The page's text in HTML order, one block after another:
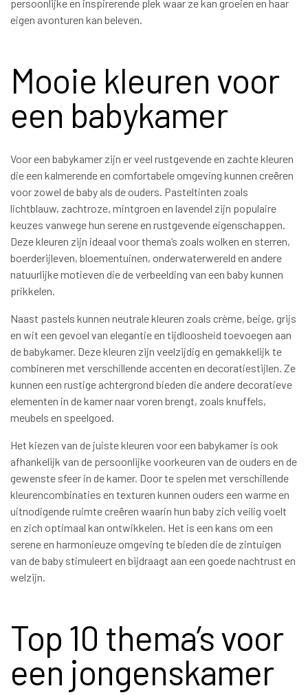
persoonlijke en inspirerende plek waar ze kan groeien en haar
eigen avonturen kan beleven.
Mooie kleuren voor
een babykamer
Voor een babykamer zijn er veel rustgevende en zachte kleuren
die een kalmerende en comfortabele omgeving kunnen creëren
voor zowel de baby als de ouders. Pasteltinten zoals
lichtblauw, zachtroze, mintgroen en lavendel zijn populaire
keuzes vanwege hun serene en rustgevende eigenschappen.
Deze kleuren zijn ideaal voor thema’s zoals wolken en sterren,
boerderijleven, bloementuinen, onderwaterwereld en andere
natuurlijke motieven die de verbeelding van een baby kunnen
prikkelen.
Naast pastels kunnen neutrale kleuren zoals crème, beige, grijs
en wit een gevoel van elegantie en tijdloosheid toevoegen aan
de babykamer. Deze kleuren zijn veelzijdig en gemakkelijk te
combineren met verschillende accenten en decoratiestijlen. Ze
kunnen een rustige achtergrond bieden die andere decoratieve
elementen in de kamer naar voren brengt, zoals knuffels,
meubels en speelgoed.
Het kiezen van de juiste kleuren voor een babykamer is ook
afhankelijk van de persoonlijke voorkeuren van de ouders en de
gewenste sfeer in de kamer. Door te spelen met verschillende
kleurencombinaties en texturen kunnen ouders een warme en
uitnodigende ruimte creëren waarin hun baby zich veilig voelt
en zich optimaal kan ontwikkelen. Het is een kans om een
serene en harmonieuze omgeving te bieden die de zintuigen
van de baby stimuleert en bijdraagt aan een goede nachtrust en
welzijn.
Top 10 thema’s voor
een jongenskamer